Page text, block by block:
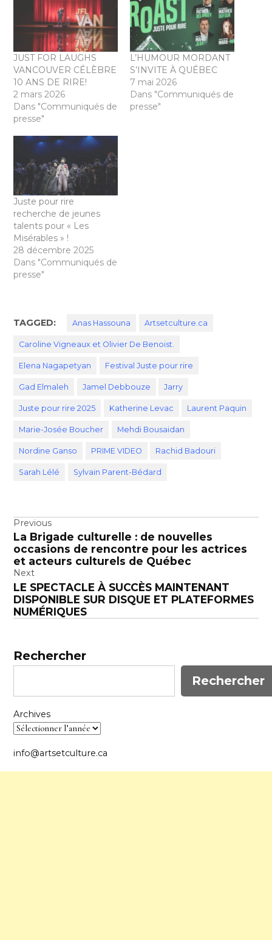
JUST FOR LAUGHS
VANCOUVER CÉLÈBRE
10 ANS DE RIRE!
2 mars 2026
Dans "Communiqués de
presse"
L’HUMOUR MORDANT
S’INVITE À QUÉBEC
7 mai 2026
Dans "Communiqués de
presse"
Juste pour rire
recherche de jeunes
talents pour « Les
Misérables » !
28 décembre 2025
Dans "Communiqués de
presse"
TAGGED: Anas Hassouna Artsetculture.ca
Caroline Vigneaux et Olivier De Benoist.
Elena Nagapetyan Festival Juste pour rire
Gad Elmaleh Jamel Debbouze Jarry
Juste pour rire 2025 Katherine Levac Laurent Paquin
Marie-Josée Boucher Mehdi Bousaidan
Nordine Ganso PRIME VIDEO Rachid Badouri
Sarah Lélé Sylvain Parent-Bédard
Navigation
de
l’article
Previous
La Brigade culturelle : de nouvelles
occasions de rencontre pour les actrices
et acteurs culturels de Québec
Next
LE SPECTACLE À SUCCÈS MAINTENANT
DISPONIBLE SUR DISQUE ET PLATEFORMES
NUMÉRIQUES
Rechercher
Rechercher
Archives
info@artsetculture.ca